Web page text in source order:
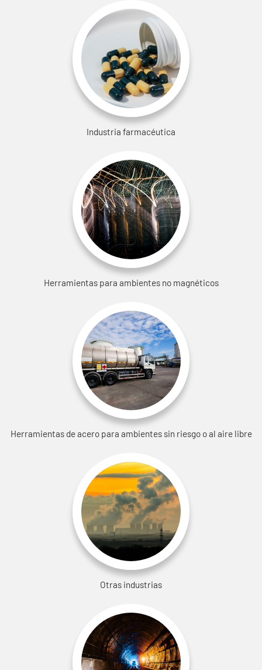
Industria farmacéutica
Herramientas para ambientes no magnéticos
Herramientas de acero para ambientes sin riesgo o al aire libre
Otras industrias